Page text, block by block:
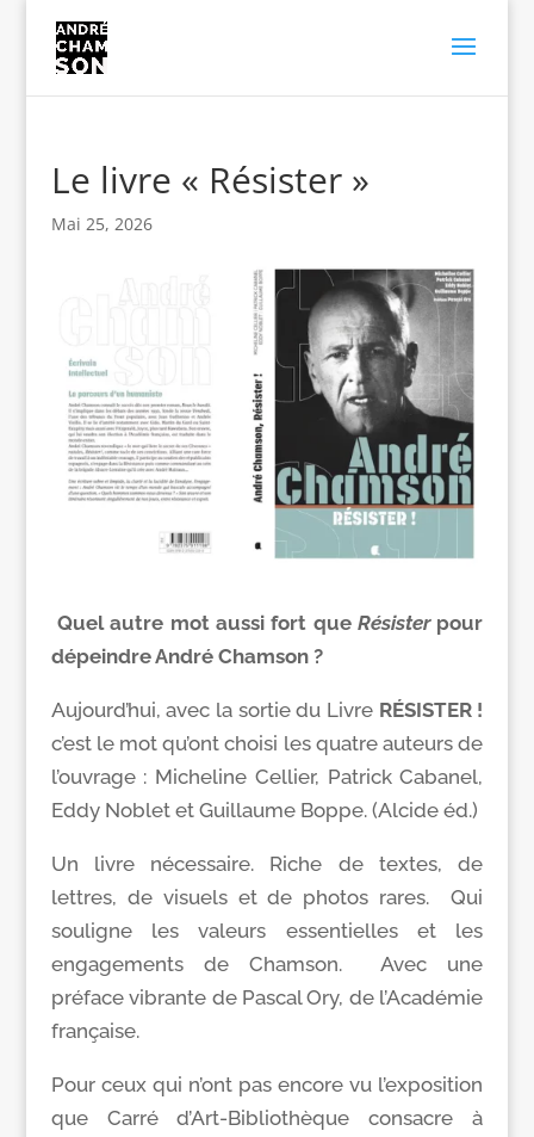
Le livre « Résister »
Mai 25, 2026
Quel autre mot aussi fort queRésisterpour
dépeindre André Chamson ?
Aujourd’hui, avec la sortie du Livre RÉSISTER !
c’est le mot qu’ont choisi les quatre auteurs de
l’ouvrage : Micheline Cellier, Patrick Cabanel,
Eddy Noblet et Guillaume Boppe. (Alcide éd.)
Un livre nécessaire. Riche de textes, de
lettres, de visuels et de photos rares. Qui
souligne les valeurs essentielles et les
engagements de Chamson. Avec une
préface vibrante de Pascal Ory, de l’Académie
française.
Pour ceux qui n’ont pas encore vu l’exposition
que Carré d’Art-Bibliothèque consacre à